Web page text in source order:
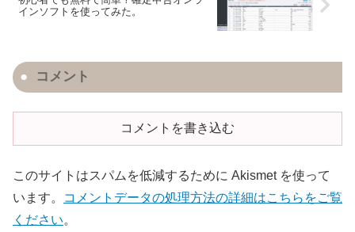
インソフトを使ってみた。
コメント
コメントを書き込む
このサイトはスパムを低減するために Akismet を使って
います。
コメントデータの処理方法の詳細はこちらをご覧
ください。